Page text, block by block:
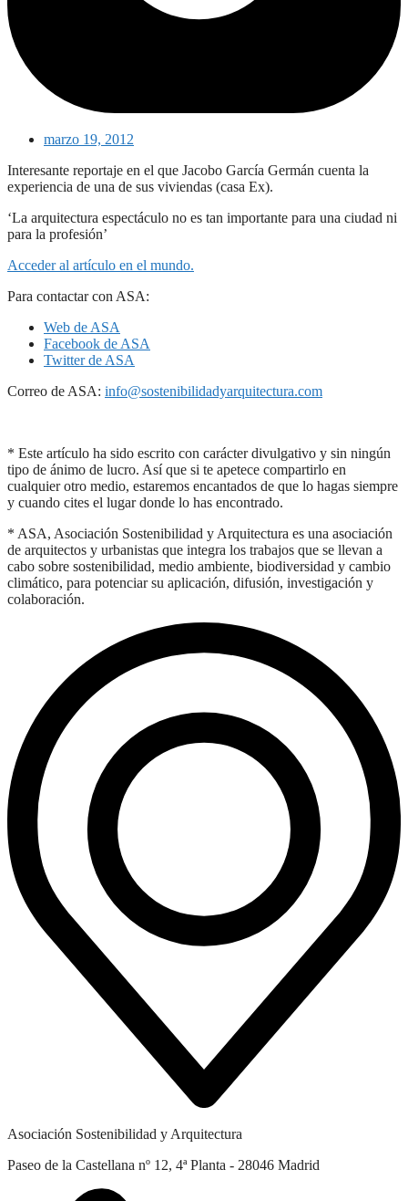
marzo 19, 2012
Interesante reportaje en el que Jacobo García Germán cuenta la
experiencia de una de sus viviendas (casa Ex).
‘La arquitectura espectáculo no es tan importante para una ciudad ni
para la profesión’
Acceder al artículo en el mundo.
Para contactar con ASA:
Web de ASA
Facebook de ASA
Twitter de ASA
Correo de ASA: info@sostenibilidadyarquitectura.com
* Este artículo ha sido escrito con carácter divulgativo y sin ningún
tipo de ánimo de lucro. Así que si te apetece compartirlo en
cualquier otro medio, estaremos encantados de que lo hagas siempre
y cuando cites el lugar donde lo has encontrado.
* ASA, Asociación Sostenibilidad y Arquitectura es una asociación
de arquitectos y urbanistas que integra los trabajos que se llevan a
cabo sobre sostenibilidad, medio ambiente, biodiversidad y cambio
climático, para potenciar su aplicación, difusión, investigación y
colaboración.
Asociación Sostenibilidad y Arquitectura
Paseo de la Castellana nº 12, 4ª Planta - 28046 Madrid